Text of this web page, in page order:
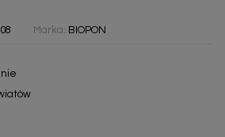
Marka: BIOPON